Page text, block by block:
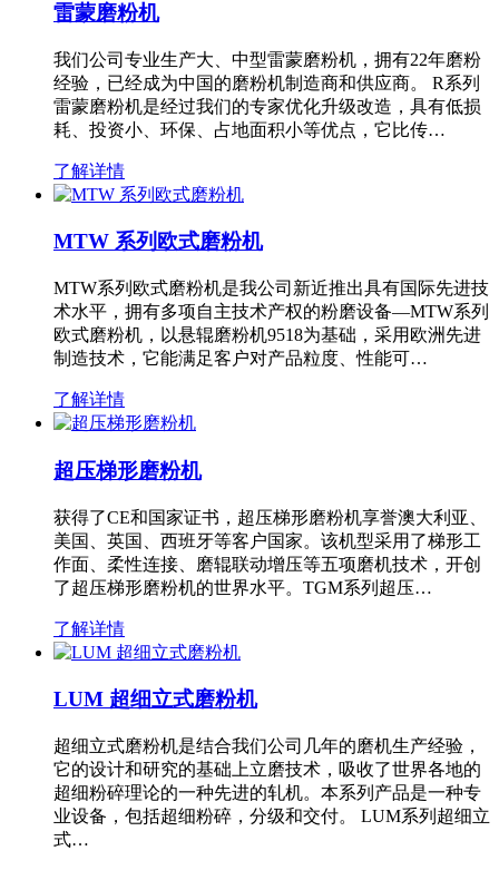
雷蒙磨粉机
我们公司专业生产大、中型雷蒙磨粉机，拥有22年磨粉
经验，已经成为中国的磨粉机制造商和供应商。 R系列
雷蒙磨粉机是经过我们的专家优化升级改造，具有低损
耗、投资小、环保、占地面积小等优点，它比传…
了解详情
MTW 系列欧式磨粉机
MTW系列欧式磨粉机是我公司新近推出具有国际先进技
术水平，拥有多项自主技术产权的粉磨设备—MTW系列
欧式磨粉机，以悬辊磨粉机9518为基础，采用欧洲先进
制造技术，它能满足客户对产品粒度、性能可…
了解详情
超压梯形磨粉机
获得了CE和国家证书，超压梯形磨粉机享誉澳大利亚、
美国、英国、西班牙等客户国家。该机型采用了梯形工
作面、柔性连接、磨辊联动增压等五项磨机技术，开创
了超压梯形磨粉机的世界水平。TGM系列超压…
了解详情
LUM 超细立式磨粉机
超细立式磨粉机是结合我们公司几年的磨机生产经验，
它的设计和研究的基础上立磨技术，吸收了世界各地的
超细粉碎理论的一种先进的轧机。本系列产品是一种专
业设备，包括超细粉碎，分级和交付。 LUM系列超细立
式…